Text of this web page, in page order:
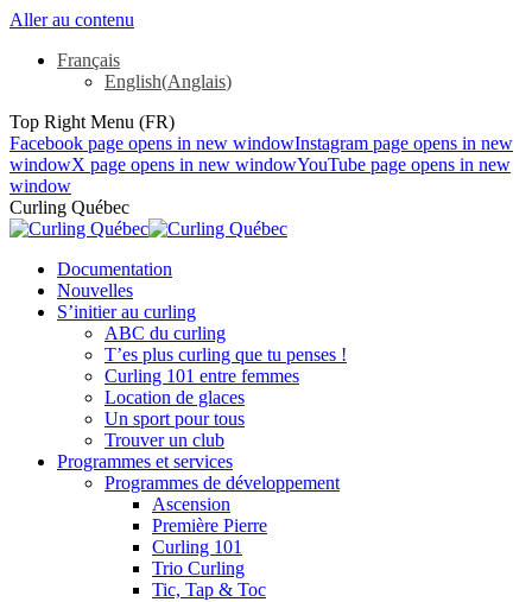
Aller au contenu
Français
English(Anglais)
Top Right Menu (FR)
Facebook page opens in new windowInstagram page opens in new
windowX page opens in new windowYouTube page opens in new
window
Curling Québec
Documentation
Nouvelles
S’initier au curling
ABC du curling
T’es plus curling que tu penses !
Curling 101 entre femmes
Location de glaces
Un sport pour tous
Trouver un club
Programmes et services
Programmes de développement
Ascension
Première Pierre
Curling 101
Trio Curling
Tic, Tap & Toc